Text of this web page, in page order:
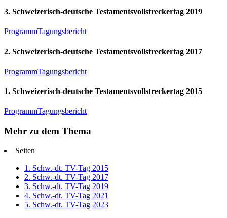
3. Schweizerisch-deutsche Testamentsvollstreckertag 2019
ProgrammTagungsbericht
2. Schweizerisch-deutsche Testamentsvollstreckertag 2017
ProgrammTagungsbericht
1. Schweizerisch-deutsche Testamentsvollstreckertag 2015
ProgrammTagungsbericht
Mehr zu dem Thema
Seiten
1. Schw.-dt. TV-Tag 2015
2. Schw.-dt. TV-Tag 2017
3. Schw.-dt. TV-Tag 2019
4. Schw.-dt. TV-Tag 2021
5. Schw.-dt. TV-Tag 2023